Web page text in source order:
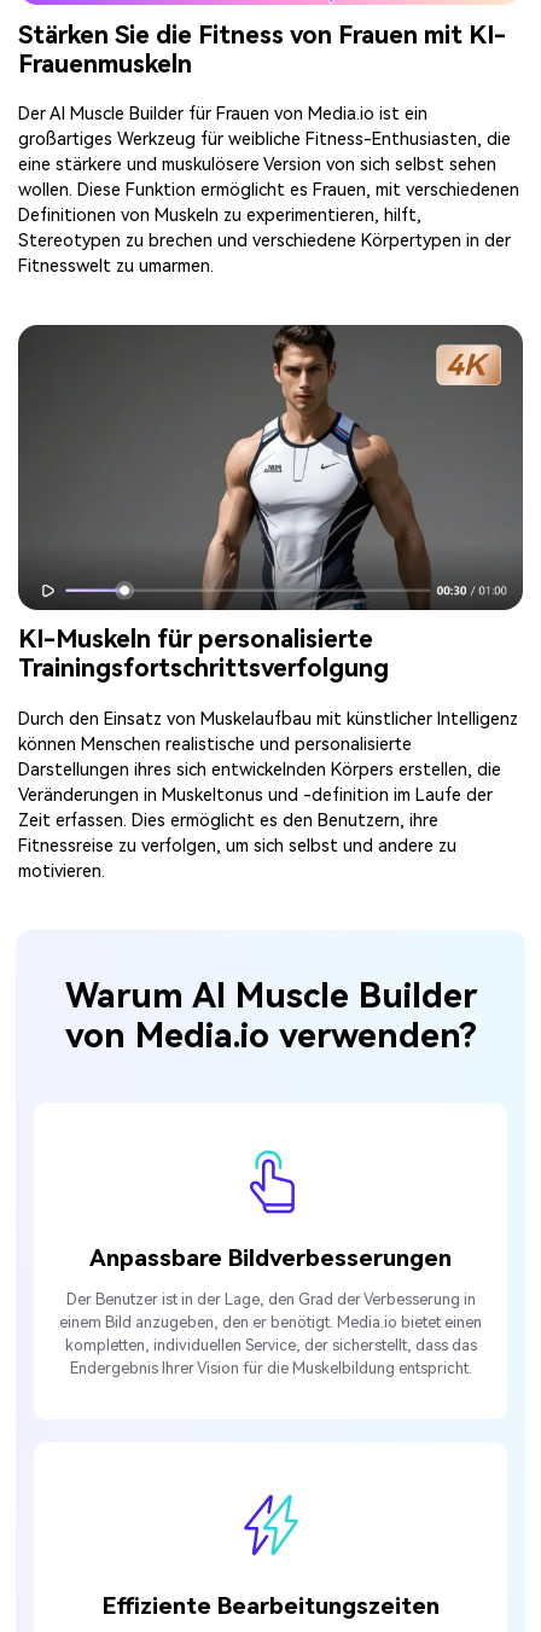
Stärken Sie die Fitness von Frauen mit KI-
Frauenmuskeln
Der AI Muscle Builder für Frauen von Media.io ist ein
großartiges Werkzeug für weibliche Fitness-Enthusiasten, die
eine stärkere und muskulösere Version von sich selbst sehen
wollen. Diese Funktion ermöglicht es Frauen, mit verschiedenen
Definitionen von Muskeln zu experimentieren, hilft,
Stereotypen zu brechen und verschiedene Körpertypen in der
Fitnesswelt zu umarmen.
KI-Muskeln für personalisierte
Trainingsfortschrittsverfolgung
Durch den Einsatz von Muskelaufbau mit künstlicher Intelligenz
können Menschen realistische und personalisierte
Darstellungen ihres sich entwickelnden Körpers erstellen, die
Veränderungen in Muskeltonus und -definition im Laufe der
Zeit erfassen. Dies ermöglicht es den Benutzern, ihre
Fitnessreise zu verfolgen, um sich selbst und andere zu
motivieren.
Warum AI Muscle Builder
von Media.io verwenden?
Anpassbare Bildverbesserungen
Der Benutzer ist in der Lage, den Grad der Verbesserung in
einem Bild anzugeben, den er benötigt. Media.io bietet einen
kompletten, individuellen Service, der sicherstellt, dass das
Endergebnis Ihrer Vision für die Muskelbildung entspricht.
Effiziente Bearbeitungszeiten